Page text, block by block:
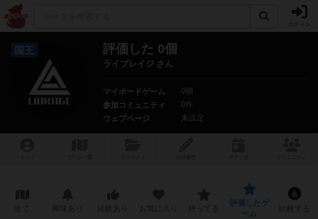
国王 評価した 0個
ライブレイジ さん
マイボードゲーム
0個
参加コミュニティ
0件
ウェブページ
未設定
評価したゲ
ーム